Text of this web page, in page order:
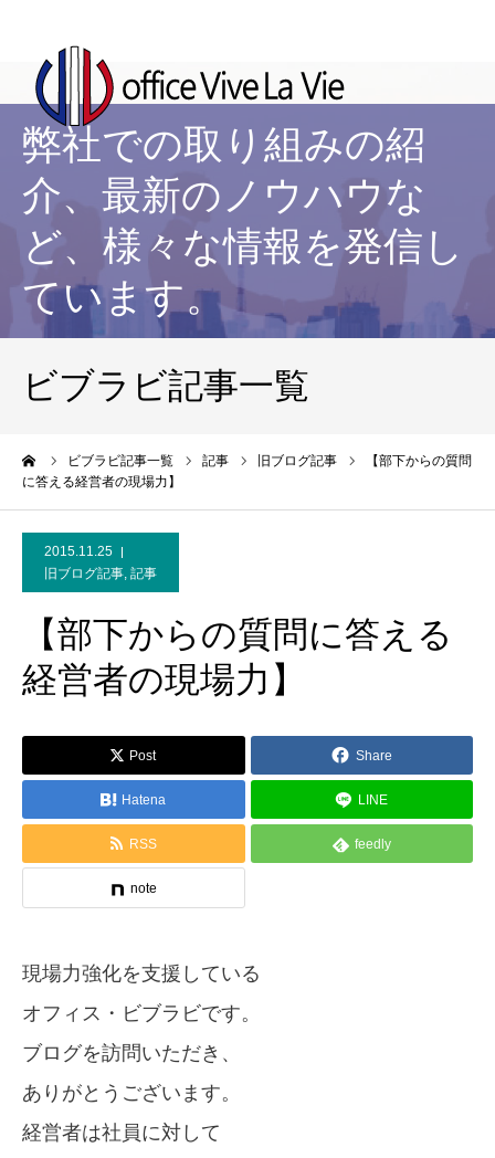
弊社での取り組みの紹
介、最新のノウハウな
ど、様々な情報を発信し
ています。
ビブラビ記事一覧
ビブラビ記事一覧 記事 旧ブログ記事
【部下からの質問
に答える経営者の現場力】
2015.11.25
旧ブログ記事, 記事
【部下からの質問に答える
経営者の現場力】
Post Share
Hatena LINE
RSS feedly
note
現場力強化を支援している
オフィス・ビブラビです。
ブログを訪問いただき、
ありがとうございます。
経営者は社員に対して